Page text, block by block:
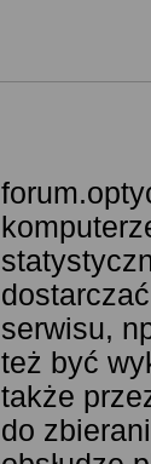
serwisu,
też być
także
do